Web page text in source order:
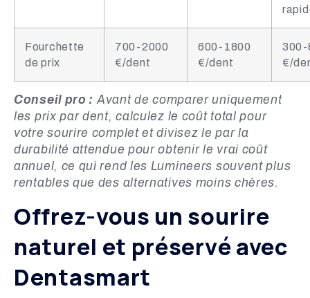
Fourchette
de prix
700-2000
€/dent
600-1800
€/dent
300-
€/
Conseil pro : Avant de comparer uniquement
les prix par dent, calculez le coût total pour
votre sourire complet et divisez le par la
durabilité attendue pour obtenir le vrai coût
annuel, ce qui rend les Lumineers souvent plus
rentables que des alternatives moins chères.
Offrez-vous un sourire
naturel et préservé avec
Dentasmart